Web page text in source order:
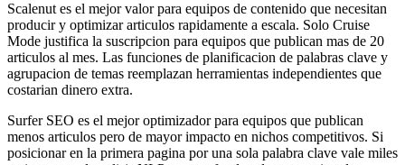
Scalenut es el mejor valor para equipos de contenido que necesitan
producir y optimizar articulos rapidamente a escala. Solo Cruise
Mode justifica la suscripcion para equipos que publican mas de 20
articulos al mes. Las funciones de planificacion de palabras clave y
agrupacion de temas reemplazan herramientas independientes que
costarian dinero extra.
Surfer SEO es el mejor optimizador para equipos que publican
menos articulos pero de mayor impacto en nichos competitivos. Si
posicionar en la primera pagina por una sola palabra clave vale miles